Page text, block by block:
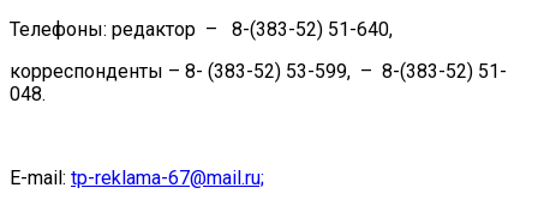
Телефоны: редактор – 8-(383-52) 51-640,
корреспонденты – 8- (383-52) 53-599, – 8-(383-52) 51-
048.
E-mail: tp-reklama-67@mail.ru;